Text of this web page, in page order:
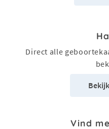
Direct alle
Vind